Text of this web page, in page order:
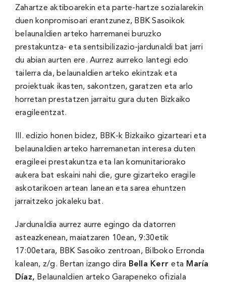
Zahartze aktiboarekin eta parte-hartze sozialarekin
duen konpromisoari erantzunez, BBK Sasoikok
belaunaldien arteko harremanei buruzko
prestakuntza- eta sentsibilizazio-jardunaldi bat jarri
du abian aurten ere. Aurrez aurreko lantegi edo
tailerra da, belaunaldien arteko ekintzak eta
proiektuak ikasten, sakontzen, garatzen eta arlo
horretan prestatzen jarraitu gura duten Bizkaiko
eragileentzat.
III. edizio honen bidez, BBK-k Bizkaiko gizarteari eta
belaunaldien arteko harremanetan interesa duten
eragileei prestakuntza eta lan komunitariorako
aukera bat eskaini nahi die, gure gizarteko eragile
askotarikoen artean lanean eta sarea ehuntzen
jarraitzeko jokaleku bat.
Jardunaldia aurrez aurre egingo da datorren
asteazkenean, maiatzaren 10ean, 9:30etik
17:00etara, BBK Sasoiko zentroan, Bilboko Erronda
kalean, z/g. Bertan izango dira Bella Kerreta María
Díaz, Belaunaldien arteko Garapeneko ofiziala